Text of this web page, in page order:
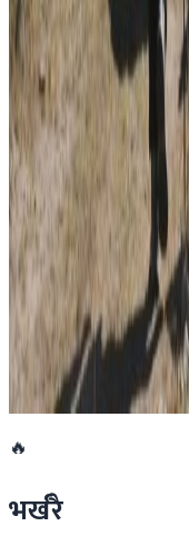
दलहरूको
२०२६ जुलाई ३०
प्रधानमन्त्री
२०२६ जुलाई २९
बुद्ध एयरले
२०२६ जुलाई २९
नेपालमा
२०२६ जुलाई २७
🔥
भर्खरै